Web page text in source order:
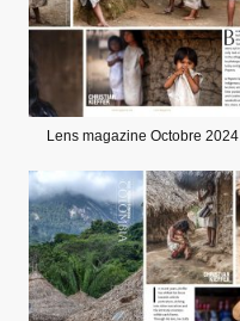
Lens magazine Octobre 2024